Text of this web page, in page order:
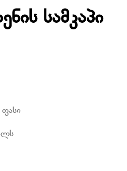
სამკაპი